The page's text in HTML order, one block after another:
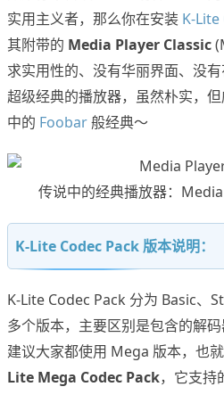
实用主义者，那么你在安装 K-Lite
其附带的 Media Player Classic
求实用性的、没有华丽界面、没
超级经典的播放器，虽然朴实，
中的 Foobar般经典～
传说中的经典播放器：
K-Lite Codec Pack 版本说明：
K-Lite Codec Pack 分为 Basic、
多个版本，主要区别是包含的解
建议大家都使用 Mega 版本，也
Lite Mega Codec Pack，它支持